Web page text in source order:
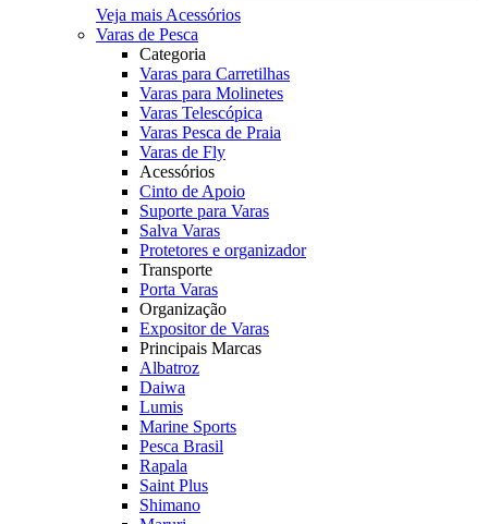
Veja mais Acessórios
Varas de Pesca
Categoria
Varas para Carretilhas
Varas para Molinetes
Varas Telescópica
Varas Pesca de Praia
Varas de Fly
Acessórios
Cinto de Apoio
Suporte para Varas
Salva Varas
Protetores e organizador
Transporte
Porta Varas
Organização
Expositor de Varas
Principais Marcas
Albatroz
Daiwa
Lumis
Marine Sports
Pesca Brasil
Rapala
Saint Plus
Shimano